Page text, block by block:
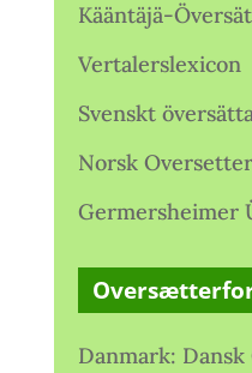
Kääntäjä-
Vertalerslexicon
Svenskt
Norsk
Germersheimer
Danmark: